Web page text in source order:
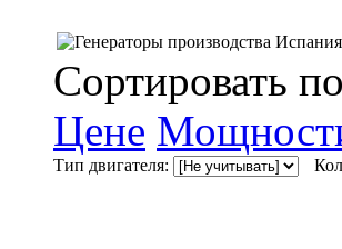
Сортировать
Цене
Тип двигателя: